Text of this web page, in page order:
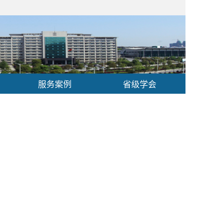
服务案例 省级学会